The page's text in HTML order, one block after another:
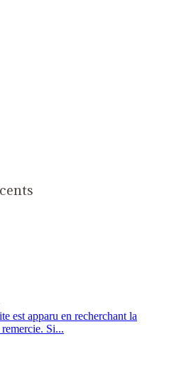
est apparu en recherchant la
Si...